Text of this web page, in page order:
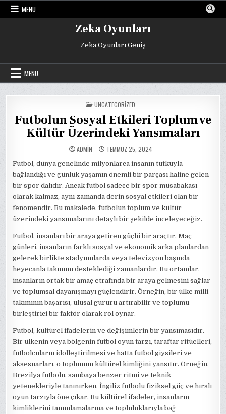
Skip
MENU
Zeka Oyunları
Zeka Oyunları Geniş
MENU
POSTED
IN
UNCATEGORIZED
Futbolun Sosyal Etkileri Toplum ve
Kültür Üzerindeki Yansımaları
ADMIN TEMMUZ 25, 2024
Futbol, dünya genelinde milyonlarca insanın tutkuyla
bağlandığı ve günlük yaşamın önemli bir parçası haline gelen
bir spor dalıdır. Ancak futbol sadece bir spor müsabakası
olarak kalmaz, aynı zamanda derin sosyal etkileri olan bir
fenomendir. Bu makalede, futbolun toplum ve kültür
üzerindeki yansımalarını detaylı bir şekilde inceleyeceğiz.
Futbol, insanları bir araya getiren güçlü bir araçtır. Maç
günleri, insanların farklı sosyal ve ekonomik arka planlardan
gelerek birlikte stadyumlarda veya televizyon başında
heyecanla takımını desteklediği zamanlardır. Bu ortamlar,
insanların ortak bir amaç etrafında bir araya gelmesini sağlar
ve toplumsal dayanışmayı güçlendirir. Örneğin, bir ülke milli
takımının başarısı, ulusal gururu artırabilir ve toplumu
birleştirici bir faktör olarak rol oynar.
Futbol, kültürel ifadelerin ve değişimlerin bir yansımasıdır.
Bir ülkenin veya bölgenin futbol oyun tarzı, taraftar ritüelleri,
futbolcuların idolleştirilmesi ve hatta futbol giysileri ve
aksesuarları, o toplumun kültürel kimliğini yansıtır. Örneğin,
Brezilya futbolu, sambaya benzer ritmi ve teknik
yetenekleriyle tanınırken, İngiliz futbolu fiziksel güç ve hırslı
oyun tarzıyla öne çıkar. Bu kültürel ifadeler, insanların
kimliklerini tanımlamalarına ve topluluklarıyla bağ